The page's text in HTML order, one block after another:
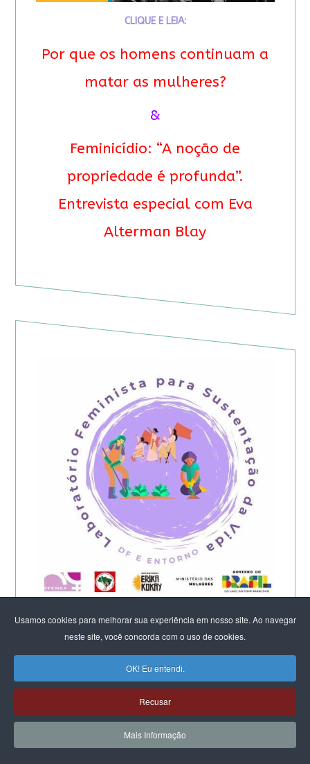
Usamos cookies para melhorar sua experiência em nosso site. Ao navegar
neste site, você concorda com o uso de cookies.
OK! Eu entendi.
Recusar
Mais Informação
CLIQUE E LEIA:
Por que os homens continuam a
matar as mulheres?
&
Feminicídio: “A noção de
propriedade é profunda”.
Entrevista especial com Eva
Alterman Blay
Começa a etapa presencial do
Laboratório Feminista do DF e Entorno -